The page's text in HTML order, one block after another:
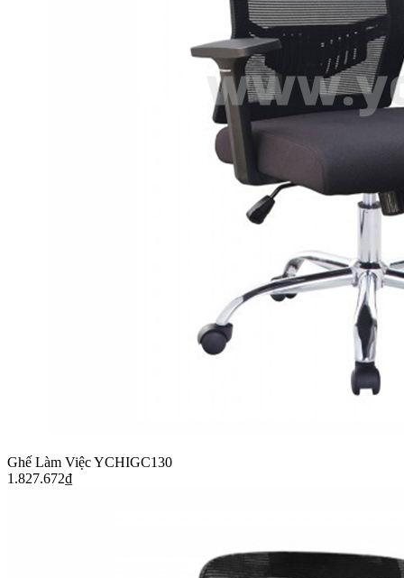
Ghế Làm Việc YCHIGC130
1.827.672₫